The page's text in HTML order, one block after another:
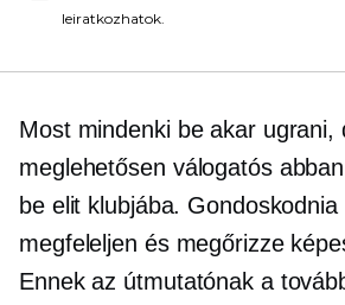
leiratkozhatok.
Most mindenki be akar ugrani,
meglehetősen válogatós
be elit klubjába.
megfeleljen és megőrizze
Ennek az útmutatónak a